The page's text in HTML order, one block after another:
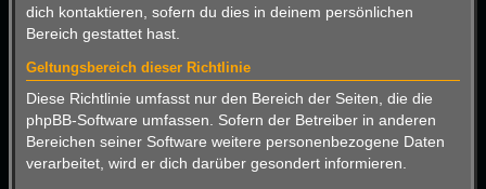
dich kontaktieren, sofern du dies in deinem persönlichen
Bereich gestattet hast.
Geltungsbereich dieser Richtlinie
Diese Richtlinie umfasst nur den Bereich der Seiten, die die
phpBB-Software umfassen. Sofern der Betreiber in anderen
Bereichen seiner Software weitere personenbezogene Daten
verarbeitet, wird er dich darüber gesondert informieren.